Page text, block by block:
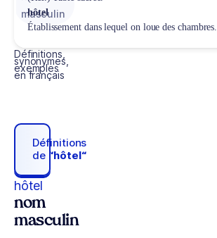
masculin
Définitions,
synonymes,
exemples
en français
Définitions
de “hôtel“
hôtel
nom
masculin
hôtel
Établissement dans lequel on loue des chambres.